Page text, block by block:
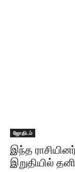
ஜோதிடம்
இந்த
இறுதியில்